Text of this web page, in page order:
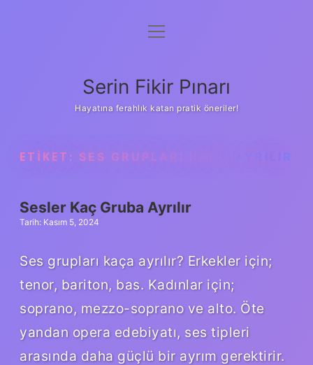
Gizlilik Politikası
Yasal Uyarı
menüyü
Serin Fikir Pınarı
Hayatına ferahlık katan pratik öneriler!
ETIKET: SES GRUPLARI KAÇA AYRILIR
Sesler Kaç Gruba Ayrılır
Tarih: Kasım 5, 2024
Ses grupları kaça ayrılır? Erkekler için;
tenor, bariton, bas. Kadınlar için;
soprano, mezzo-soprano ve alto. Öte
yandan opera edebiyatı, ses tipleri
arasında daha güçlü bir ayrım gerektirir.